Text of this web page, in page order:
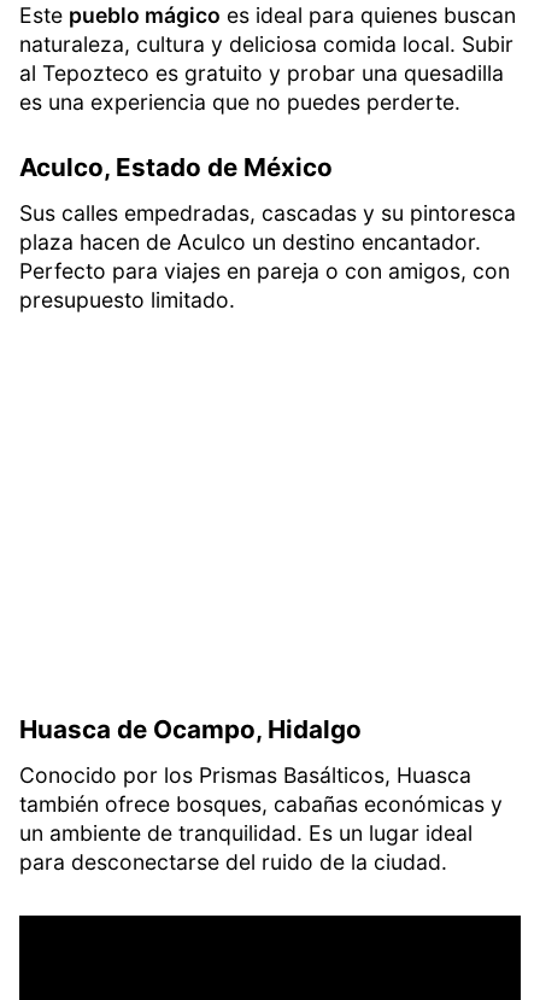
Este pueblo mágico es ideal para quienes buscan
naturaleza, cultura y deliciosa comida local. Subir
al Tepozteco es gratuito y probar una quesadilla
es una experiencia que no puedes perderte.
Aculco, Estado de México
Sus calles empedradas, cascadas y su pintoresca
plaza hacen de Aculco un destino encantador.
Perfecto para viajes en pareja o con amigos, con
presupuesto limitado.
Huasca de Ocampo, Hidalgo
Conocido por los Prismas Basálticos, Huasca
también ofrece bosques, cabañas económicas y
un ambiente de tranquilidad. Es un lugar ideal
para desconectarse del ruido de la ciudad.